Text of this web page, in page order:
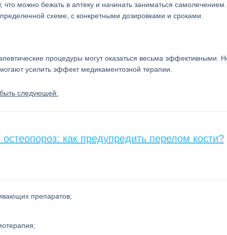
что можно бежать в аптеку и начинать заниматься
схеме, с конкретными дозировками и сроками.
процедуры могут оказаться весьма эффективными.
усилить эффект медикаментозной терапии.
быть следующей:
как предупредить перелом кости?
препаратов;